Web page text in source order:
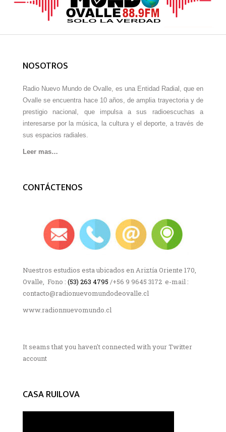
NOSOTROS
Radio Nuevo Mundo de Ovalle, es una Entidad Radial, que en
Ovalle se encuentra hace 10 años, de amplia trayectoria y de
prestigio nacional, que impulsa a sus radioescuchas a
interesarse por la música, la cultura y el deporte, a través de
sus espacios radiales.
Leer mas…
CONTÁCTENOS
Nuestros estudios esta ubicados en Ariztía Oriente 170,
Ovalle, Fono : (53) 263 4795 /+56 9 9645 3172 e-mail :
contacto@radionuevomundodeovalle.cl
www.radionnuevomundo.cl
It seams that you haven't connected with your Twitter
account
CASA RUILOVA